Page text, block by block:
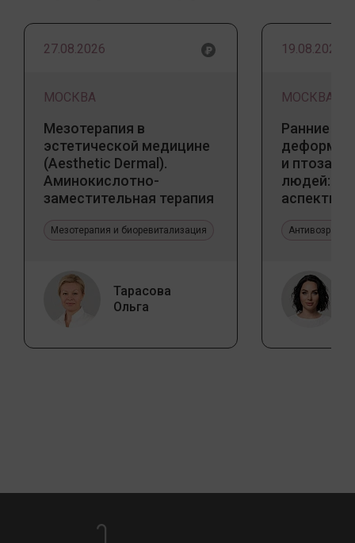
27.08.2026
МОСКВА
Мезотерапия в
эстетической медицине
(Aesthetic Dermal).
Аминокислотно-
заместительная терапия
Мезотерапия и биоревитализация
Тарасова
Ольга
19.08.2026
МОСКВА
Ранние
и птоза у
людей:
аспекты